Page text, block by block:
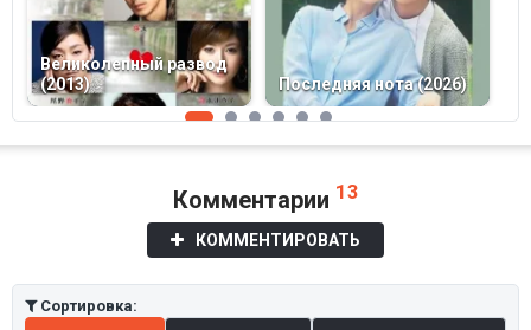
Великолепный развод
(2013)
Последняя нота (2026)
Комментарии 13
КОММЕНТИРОВАТЬ
Сортировка: